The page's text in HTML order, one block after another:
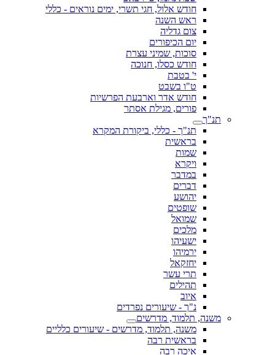
חודש אלול, חגי תשרי, ימים נוראים - כללי
ראש השנה
צום גדליה
יום הכיפורים
סוכות, שמיני עצרת
חודש כסלו, חנוכה
י' בטבת
ט"ו בשבט
חודש אדר וארבעת הפרשיות
פורים, מגילת אסתר
תנ"ך
תנ"ך - כללי, ביקורת המקרא
בראשית
שמות
ויקרא
במדבר
דברים
יהושע
שופטים
שמואל
מלכים
ישעיהו
ירמיהו
יחזקאל
תרי עשר
תהילים
איוב
נ"ך - שיעורים נפרדים
משנה, תלמוד, מדרשים
משנה, תלמוד, מדרשים - שיעורים כלליים
בראשית רבה
איכה רבה